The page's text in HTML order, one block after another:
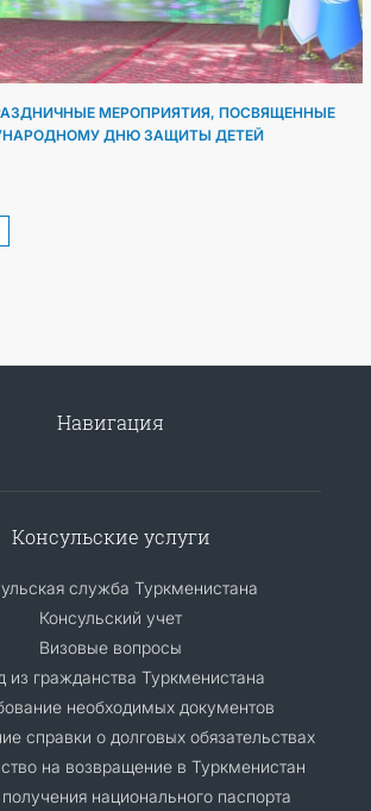
МЕРОПРИЯТИЯ, ПОСВЯЩЕННЫЕ
ДНЮ ЗАЩИТЫ ДЕТЕЙ
Навигация
Консульские услуги
служба Туркменистана
Консульский учет
Визовые вопросы
из гражданства Туркменистана
необходимых документов
справки о долговых обязательствах
на возвращение в Туркменистан
национального паспорта